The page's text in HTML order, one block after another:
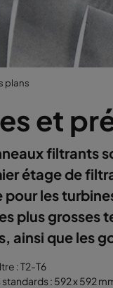
plans
et
filtrants
étage de
les
plus grosses
ainsi que les
: T2-T6
: 592 x 592